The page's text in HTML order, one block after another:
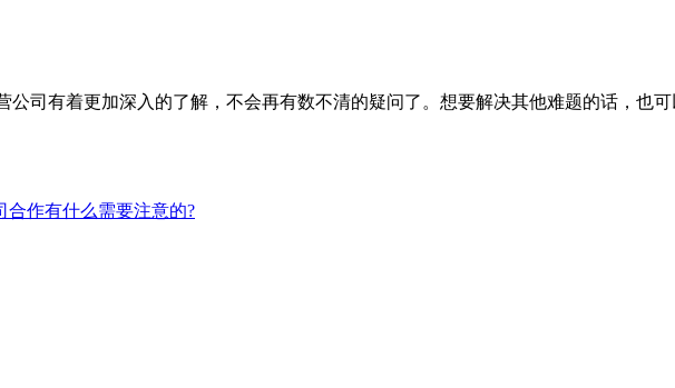
有着更加深入的了解，不会再有数不清的疑问了。想要解决其他难题的话，也可
合作有什么需要注意的?